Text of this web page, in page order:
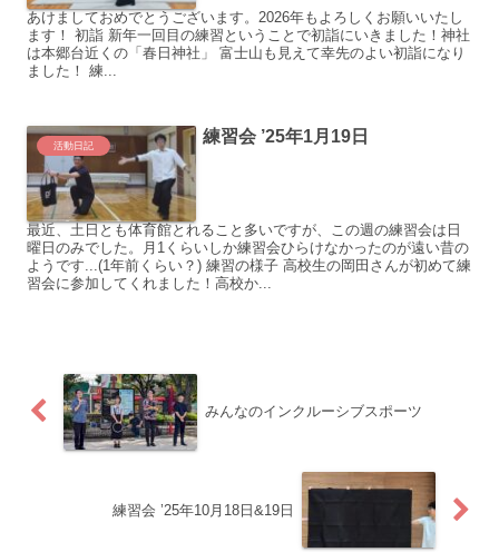
あけましておめでとうございます。2026年もよろしくお願いいたし
ます！ 初詣 新年一回目の練習ということで初詣にいきました！神社
は本郷台近くの「春日神社」 富士山も見えて幸先のよい初詣になり
ました！ 練...
活動日記 練習会 ’25年1月19日
最近、土日とも体育館とれること多いですが、この週の練習会は日
曜日のみでした。月1くらいしか練習会ひらけなかったのが遠い昔の
ようです...(1年前くらい？) 練習の様子 高校生の岡田さんが初めて練
習会に参加してくれました！高校か...
みんなのインクルーシブスポーツ
練習会 ’25年10月18日&19日